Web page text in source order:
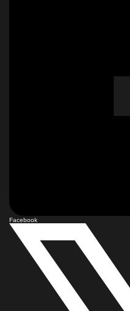
Facebook